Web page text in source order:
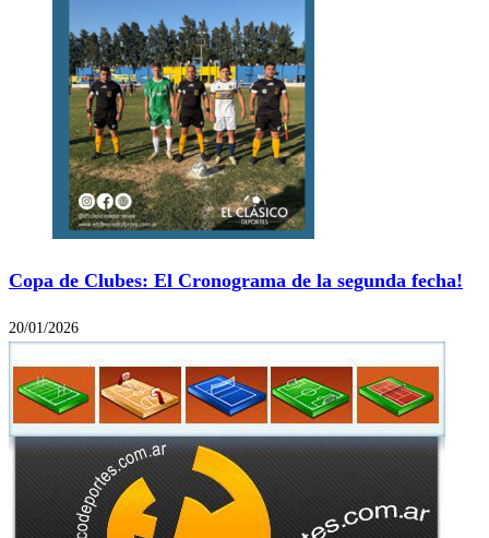
Copa de Clubes: El Cronograma de la segunda fecha!
20/01/2026